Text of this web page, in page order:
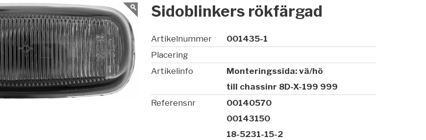
Sidoblinkers rökfärgad
Artikelnummer
001435-1
Placering
Artikelinfo
Monteringssida: vä/hö
till chassinr 8D-X-199 999
Referensnr
00140570
00143150
18-5231-15-2